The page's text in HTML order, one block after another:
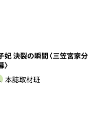
妃 決裂の瞬間〈三笠宮家分
本誌取材班